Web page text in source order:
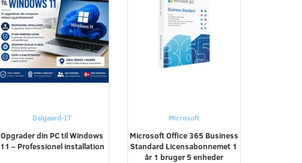
Dalgaard-IT
Opgrader din PC til Windows
11 – Professionel installation
Microsoft
Microsoft Office 365 Business
Standard Licensabonnemet 1
år 1 bruger 5 enheder